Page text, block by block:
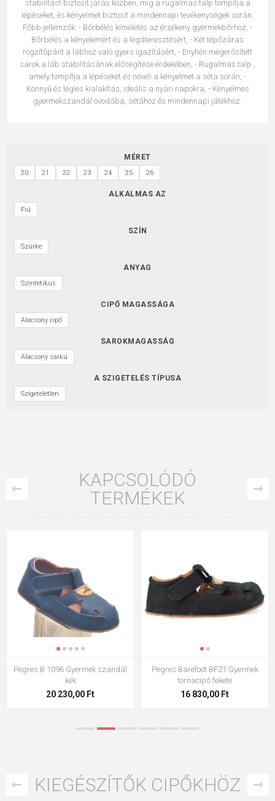
stabilitást biztosít járás közben, míg a rugalmas talp tompítja a
lépéseket, és kényelmet biztosít a mindennapi tevékenységek során.
Főbb jellemzők: - Bőrbélés kíméletes az érzékeny gyermekbőrhöz, -
Bőrbélés a kényelemért és a légáteresztésért, - Két tépőzáras
rögzítőpánt a lábhoz való gyors igazításért, - Enyhén megerősített
sarok a láb stabilitásának elősegítése érdekében, - Rugalmas talp ,
amely tompítja a lépéseket és növeli a kényelmet a séta során, -
Könnyű és légies kialakítás, ideális a nyári napokra, - Kényelmes
gyermekszandál óvodába, sétához és mindennapi játékhoz.
MÉRET
20 21 22 23 24 25 26
ALKALMAS AZ
Fiú
SZÍN
Szürke
ANYAG
Szintetikus
CIPŐ MAGASSÁGA
Alacsony cipő
SAROKMAGASSÁG
Alacsony sarkú
A SZIGETELÉS TÍPUSA
Szigeteletlen
KAPCSOLÓDÓ
TERMÉKEK
Pegres Barefoot BF21 Gyermek
tornacipő menta
16 830,00 Ft
Pegres Barefoot BF51 Gyermek
tornacipő menta
20 230,00 Ft
KIEGÉSZÍTŐK CIPŐKHÖZ